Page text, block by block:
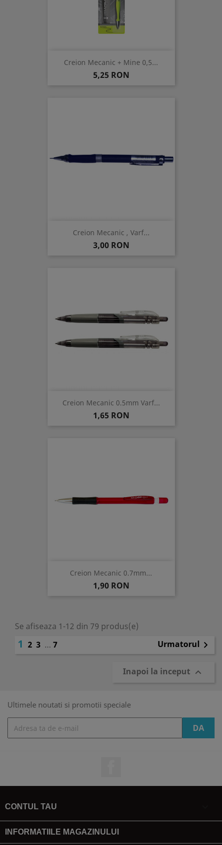
Creion Mecanic + Mine 0,5...
Pret
5,25 RON
Creion Mecanic , Varf...
Pret
3,00 RON
Creion Mecanic 0.5mm Varf...
Pret
1,65 RON
Creion Mecanic 0.7mm...
Pret
1,90 RON
Se afiseaza 1-12 din 79 produs(e)
1 2 3 … 7 Urmatorul 
Inapoi la inceput 
Ultimele noutati si promotii speciale
CONTUL TAU
INFORMATIILE MAGAZINULUI